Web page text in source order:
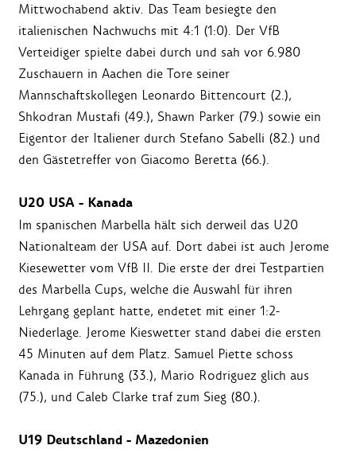
Mittwochabend aktiv. Das Team besiegte den
italienischen Nachwuchs mit 4:1 (1:0). Der VfB
Verteidiger spielte dabei durch und sah vor 6.980
Zuschauern in Aachen die Tore seiner
Mannschaftskollegen Leonardo Bittencourt (2.),
Shkodran Mustafi (49.), Shawn Parker (79.) sowie ein
Eigentor der Italiener durch Stefano Sabelli (82.) und
den Gästetreffer von Giacomo Beretta (66.).
U20 USA - Kanada
Im spanischen Marbella hält sich derweil das U20
Nationalteam der USA auf. Dort dabei ist auch Jerome
Kiesewetter vom VfB II. Die erste der drei Testpartien
des Marbella Cups, welche die Auswahl für ihren
Lehrgang geplant hatte, endetet mit einer 1:2-
Niederlage. Jerome Kieswetter stand dabei die ersten
45 Minuten auf dem Platz. Samuel Piette schoss
Kanada in Führung (33.), Mario Rodriguez glich aus
(75.), und Caleb Clarke traf zum Sieg (80.).
U19 Deutschland - Mazedonien